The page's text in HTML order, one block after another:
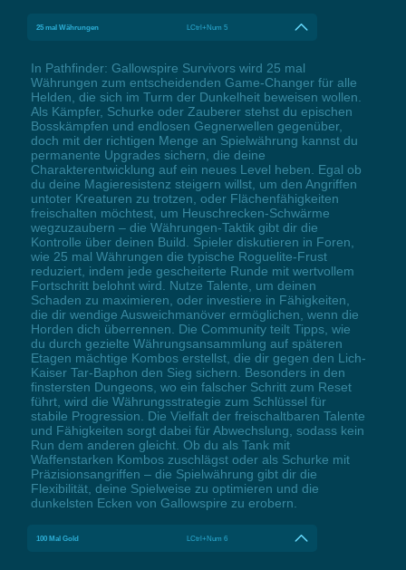
25 mal Währungen LCtrl+Num 5
In Pathfinder: Gallowspire Survivors wird 25 mal
Währungen zum entscheidenden Game-Changer für alle
Helden, die sich im Turm der Dunkelheit beweisen wollen.
Als Kämpfer, Schurke oder Zauberer stehst du epischen
Bosskämpfen und endlosen Gegnerwellen gegenüber,
doch mit der richtigen Menge an Spielwährung kannst du
permanente Upgrades sichern, die deine
Charakterentwicklung auf ein neues Level heben. Egal ob
du deine Magieresistenz steigern willst, um den Angriffen
untoter Kreaturen zu trotzen, oder Flächenfähigkeiten
freischalten möchtest, um Heuschrecken-Schwärme
wegzuzaubern – die Währungen-Taktik gibt dir die
Kontrolle über deinen Build. Spieler diskutieren in Foren,
wie 25 mal Währungen die typische Roguelite-Frust
reduziert, indem jede gescheiterte Runde mit wertvollem
Fortschritt belohnt wird. Nutze Talente, um deinen
Schaden zu maximieren, oder investiere in Fähigkeiten,
die dir wendige Ausweichmanöver ermöglichen, wenn die
Horden dich überrennen. Die Community teilt Tipps, wie
du durch gezielte Währungsansammlung auf späteren
Etagen mächtige Kombos erstellst, die dir gegen den Lich-
Kaiser Tar-Baphon den Sieg sichern. Besonders in den
finstersten Dungeons, wo ein falscher Schritt zum Reset
führt, wird die Währungsstrategie zum Schlüssel für
stabile Progression. Die Vielfalt der freischaltbaren Talente
und Fähigkeiten sorgt dabei für Abwechslung, sodass kein
Run dem anderen gleicht. Ob du als Tank mit
Waffenstarken Kombos zuschlägst oder als Schurke mit
Präzisionsangriffen – die Spielwährung gibt dir die
Flexibilität, deine Spielweise zu optimieren und die
dunkelsten Ecken von Gallowspire zu erobern.
100 Mal Gold LCtrl+Num 6